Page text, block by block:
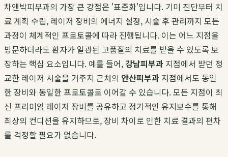
차앤박피부과의 가장 큰 강점은 '표준화'입니다. 기미 진단부터 치
료 계획 수립, 레이저 장비의 에너지 설정, 시술 후 관리까지 모든
과정이 체계적인 프로토콜에 따라 진행됩니다. 이는 어느 지점을
방문하더라도 환자가 일관된 고품질의 치료를 받을 수 있도록 보
장하는 핵심 요소입니다. 예를 들어,강남피부과 지점에서 받던 정
교한 레이저 시술을 거주지 근처의 안산피부과 지점에서도 동일
한 장비와 동일한 프로토콜로 이어갈 수 있습니다. 모든 지점이 최
신 프리미엄 레이저 장비를 공유하고 정기적인 유지보수를 통해
최상의 컨디션을 유지하므로, 장비 차이로 인한 치료 결과의 편차
를 걱정할 필요가 없습니다.